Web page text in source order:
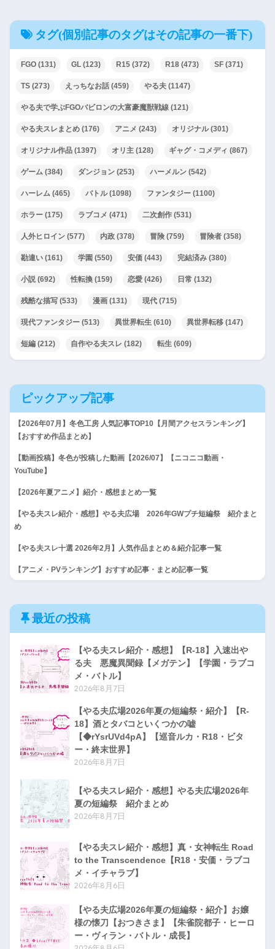
タグ(個別記事のタグはその記事の一番下)
FGO (131) GL (123) R15 (372) R18 (473) SF (371)
TS (273) えっちなお話 (459) やる夫 (1147)
やる夫で学ぶFGOバビロンの大富豪魔獣戦線 (121)
やる夫スレまとめ (176) アニメ (243) オリジナル(301)
オリジナル作品 (1397) オリ主 (128) ギャグ・コメディ (867)
ゲーム (384) ダンジョン (253) ハーメルン (542)
ハーレム (465) バトル(1098) ファンタジー (1100)
ホラー (175) ラブコメ (471) 二次創作 (531)
人外ヒロイン (577) 内政 (378) 冒険 (759) 冒険者 (358)
勘違い (161) 学園 (550) 安価 (443) 完結済み (380)
小説(692) 性転換 (159) 恋愛 (426) 日常 (132)
残酷な描写 (533) 漫画 (131) 現代 (715)
現代ファンタジー (513) 異世界転生 (610) 異世界転移 (147)
短編 (212) 自作やる夫スレ (182) 転生 (609)
ピックアップ記事
【2026年07月】冬色工房 人気記事TOP10【月間アクセスランキング】
【おすすめ作品まとめ】
【動画投稿】冬色が投稿した動画【2026/07】【ニコニコ動画・
YouTube】
【2026年夏アニメ】紹介・感想まとめ一覧
【やる夫スレ紹介・感想】やる夫広場 2026年GWプチ短編祭 紹介まと
め
【やる夫スレ十選 2026年2月】人気作品まとめ＆紹介記事一覧
【アニメ・PVランキング】おすすめ記事・まとめ記事一覧
最近の投稿
【やる夫スレ紹介・感想】【R-18】入速出や
る夫 悪魔異聞録【メガテン】【学園・ラブコ
メ・バトル】
2026年8月7日
【やる夫広場2026年夏の短編祭・紹介】【R-
18】酒とタバコといくつかの嘘
【◆rYsrUVd4pA】【巡音ルカ・R18・ビタ
ー・終末世界】
2026年8月7日
【やる夫スレ紹介・感想】やる夫広場2026年
夏の短編祭 紹介まとめ
2026年8月7日
【やる夫スレ紹介・感想】真・女神転生 Road
to the Transcendence【R18・安価・ラブコ
メ・イチャラブ】
2026年8月6日
【やる夫広場2026年夏の短編祭・紹介】お嬢
様の懐刀【おつきさま】【朱雀院都子・ヒーロ
ー・ヴィラン・バトル・成長】